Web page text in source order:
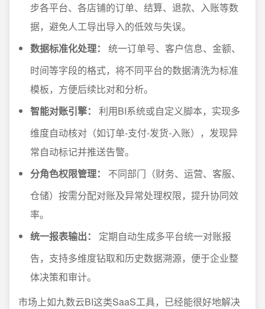
步各平台、各店铺的订单、结算、退款、入账等数
据，避免人工导出导入的低效与失误。
数据标准化处理：
统一订单号、客户信息、金额、
时间等字段的格式，将不同平台的数据清洗为标准
模板，方便后续比对和分析。
智能对账引擎：
利用BI系统或自定义脚本，实现多
维度自动核对（如订单-支付-发货-入账），发现异
常自动标记并推送告警。
分角色权限管理：
不同部门（财务、运营、客服、
仓储）按需分配对账及异常处理权限，提升协同效
率。
统一报表输出：
定期自动生成多平台统一对账报
告，支持多维度钻取和历史数据溯源，便于企业整
体决策和审计。
市场上如九数云BI这类SaaS工具，已经能很好地解决